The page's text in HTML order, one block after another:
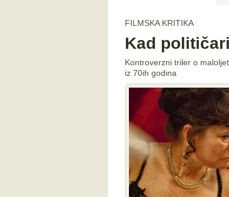
FILMSKA KRITIKA
Kad
Kontroverzni triler o
iz 70ih godina